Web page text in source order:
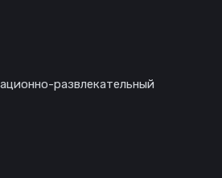
развлекательный